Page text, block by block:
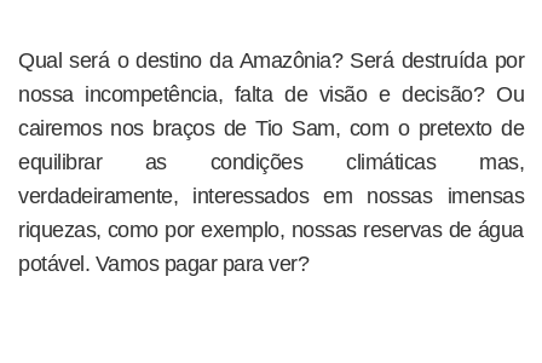
Qual será o destino da Amazônia? Será destruída por
nossa incompetência, falta de visão e decisão? Ou
cairemos nos braços de Tio Sam, com o pretexto de
equilibrar as condições climáticas mas,
verdadeiramente, interessados em nossas imensas
riquezas, como por exemplo, nossas reservas de água
potável. Vamos pagar para ver?